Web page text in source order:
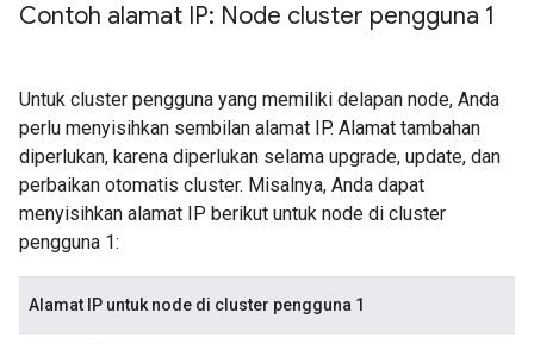
Contoh alamat IP: Node cluster pengguna 1
Untuk cluster pengguna yang memiliki delapan node, Anda
perlu menyisihkan sembilan alamat IP. Alamat tambahan
diperlukan, karena diperlukan selama upgrade, update, dan
perbaikan otomatis cluster. Misalnya, Anda dapat
menyisihkan alamat IP berikut untuk node di cluster
pengguna 1:
Alamat IP untuk node di cluster pengguna 1